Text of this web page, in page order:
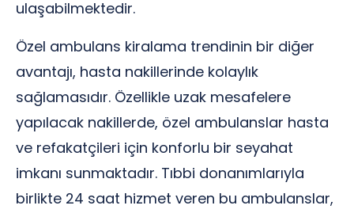
ulaşabilmektedir.
Özel ambulans kiralama trendinin bir diğer
avantajı, hasta nakillerinde kolaylık
sağlamasıdır. Özellikle uzak mesafelere
yapılacak nakillerde, özel ambulanslar hasta
ve refakatçileri için konforlu bir seyahat
imkanı sunmaktadır. Tıbbi donanımlarıyla
birlikte 24 saat hizmet veren bu ambulanslar,